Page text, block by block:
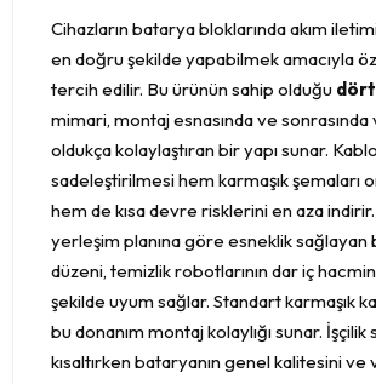
Cihazların batarya bloklarında akım
en doğru şekilde yapabilmek amacıyla
tercih edilir. Bu ürünün sahip olduğu
mimari, montaj esnasında ve
oldukça kolaylaştıran bir yapı sunar.
sadeleştirilmesi hem karmaşık şemaları
hem de kısa devre risklerini en aza
yerleşim planına göre esneklik sağlayan
düzeni, temizlik robotlarının dar iç
şekilde uyum sağlar. Standart karmaşık
bu donanım montaj kolaylığı sunar.
kısaltırken bataryanın genel kalitesini